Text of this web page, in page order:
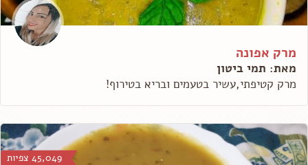
מרק אפונה
מאת: תמי ביטון
מרק קטיפתי,עשיר בטעמים ובריא בטירוף!
45,049 צפיות